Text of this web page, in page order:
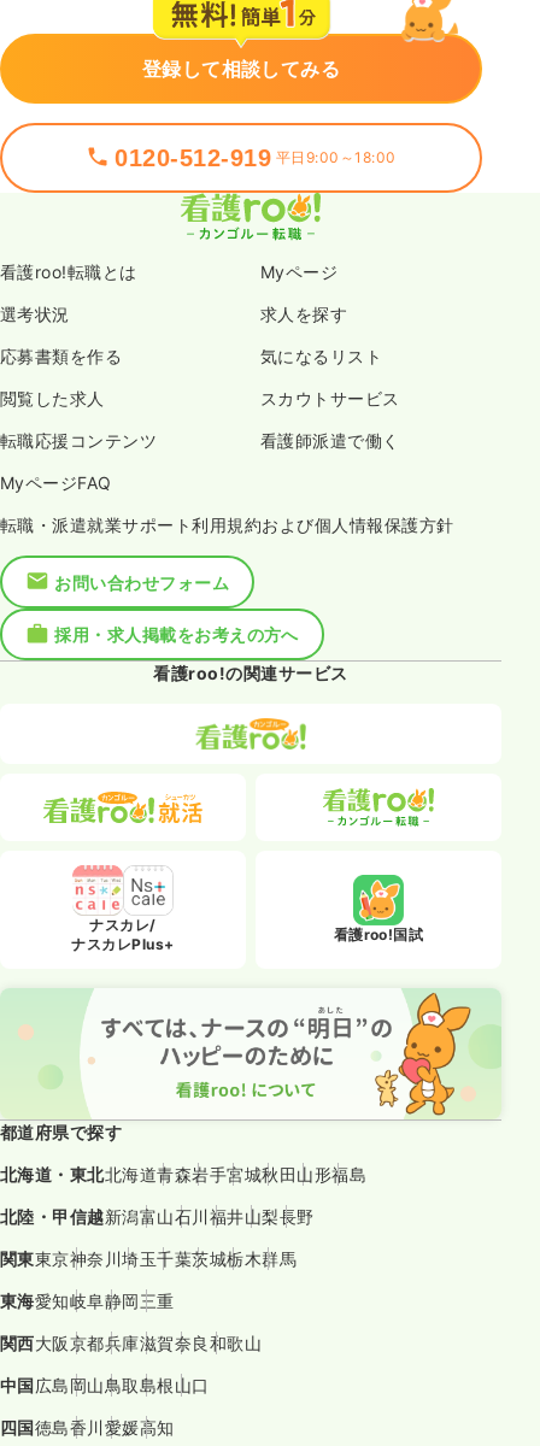
登録して相談してみる
0120-512-919 平日9:00～18:00
看護roo!転職とは Myページ
選考状況 求人を探す
応募書類を作る 気になるリスト
閲覧した求人 スカウトサービス
転職応援コンテンツ 看護師派遣で働く
MyページFAQ
転職・派遣就業サポート利用規約および個人情報保護方針
お問い合わせフォーム
採用・求人掲載をお考えの方へ
看護roo!の関連サービス
ナスカレ/
ナスカレPlus+
看護roo!国試
都道府県で探す
北海道・東北北海道青森岩手宮城秋田山形福島
北陸・甲信越新潟富山石川福井山梨長野
関東東京神奈川埼玉千葉茨城栃木群馬
東海愛知岐阜静岡三重
関西大阪京都兵庫滋賀奈良和歌山
中国広島岡山鳥取島根山口
四国徳島香川愛媛高知